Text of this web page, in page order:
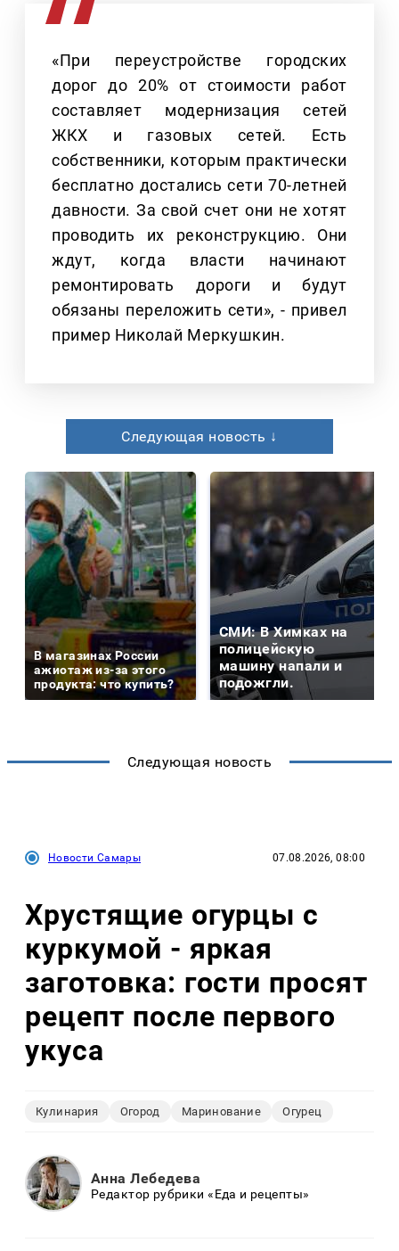
«При переустройстве городских
дорог до 20% от стоимости работ
составляет модернизация сетей
ЖКХ и газовых сетей. Есть
собственники, которым практически
бесплатно достались сети 70-летней
давности. За свой счет они не хотят
проводить их реконструкцию. Они
ждут, когда власти начинают
ремонтировать дороги и будут
обязаны переложить сети», - привел
пример Николай Меркушкин.
Следующая новость ↓
В магазинах России
ажиотаж из-за этого
продукта: что купить?
СМИ: В Химках на
полицейскую
машину напали и
подожгли.
Следующая новость
Новости Самары 07.08.2026, 08:00
Хрустящие огурцы с
куркумой - яркая
заготовка: гости просят
рецепт после первого
укуса
Кулинария Огород Маринование Огурец
Анна Лебедева
Редактор рубрики «Еда и рецепты»